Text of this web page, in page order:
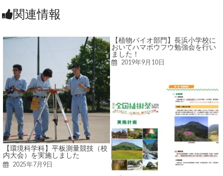
関連情報
【環境科学科】平板測量競技（校
内大会）を実施しました
2025年7月9日
【植物バイオ部門】長浜小学校に
おいてハマボウフウ勉強会を行い
ました！
2019年9月10日